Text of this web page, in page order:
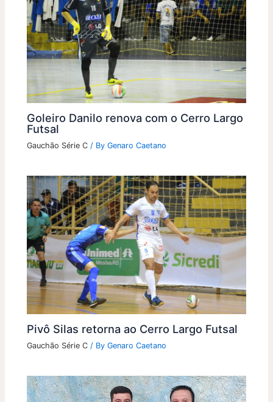
Goleiro Danilo renova com o Cerro Largo
Futsal
Gauchão Série C / ByGenaro Caetano
Pivô Silas retorna ao Cerro Largo Futsal
Gauchão Série C / ByGenaro Caetano